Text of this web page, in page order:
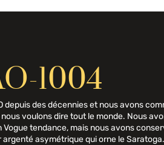
1004
des décennies et nous avons
voulons dire tout le monde. Nous
tendance, mais nous avons
asymétrique qui orne le Saratoga.